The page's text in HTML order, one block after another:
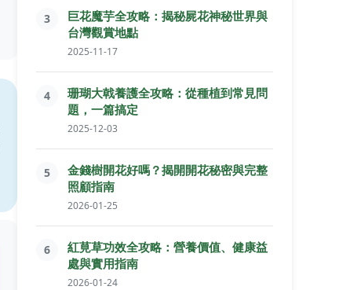
3
巨花魔芋全攻略：揭秘屍花神秘世界與
台灣觀賞地點
2025-11-17
4
珊瑚大戟養護全攻略：從種植到常見問
題，一篇搞定
2025-12-03
5
金錢樹開花好嗎？揭開開花秘密與完整
照顧指南
2026-01-25
6
紅莧草功效全攻略：營養價值、健康益
處與實用指南
2026-01-24